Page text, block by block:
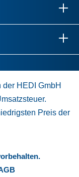
HEDI GmbH
Preis der